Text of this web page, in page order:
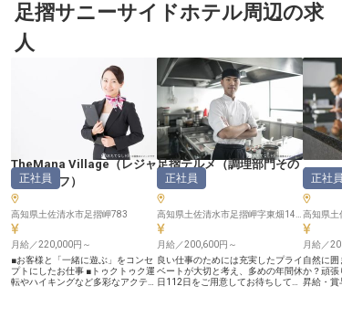
一度に作る量は50食～150食分が目
安です。今までのスキルを活かして
を目指す方も歓迎します！
足摺サニーサイドホテル周辺の求
人
TheMana Village（レジャ
ースタッフ ）
正社員
高知県土佐清水市足摺岬783
月給／220,000円～
■お客様と「一緒に遊ぶ」をコンセ
プトにしたお仕事 ■トゥクトゥク運
転やハイキングなど多彩なアクティ
足摺テルメ（調理部門その
他）
正社員
月給／200,600円～
良い仕事のためには充実したプライ
ベートが大切と考え、多めの年間休
日112日をご用意してお待ちしてい
足摺テ
正社員
月給／
自然に囲
か？頑張
昇給・賞